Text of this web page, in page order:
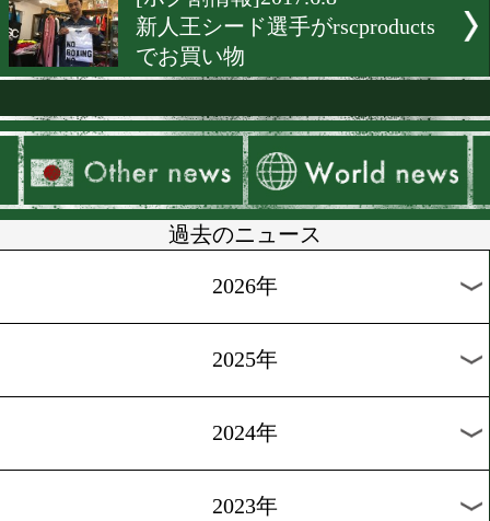
「あゝ荒野」x rscproducts
イベント
[rscproducts ]2017.8.18
丸田陽七太(森岡) x
目力のスゴイ中量級期待の
[入場曲]2017.7.21
[ボク割情報]2017.6.8